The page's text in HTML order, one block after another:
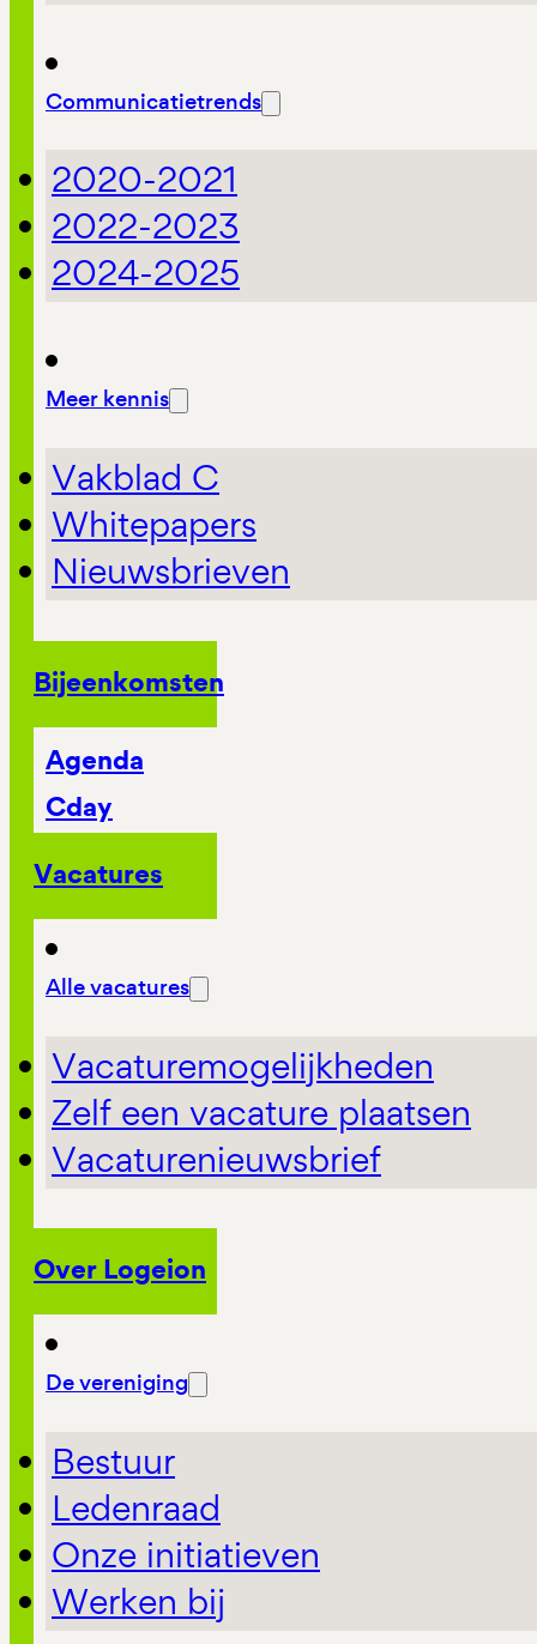
Communicatietrends
2020-2021
2022-2023
2024-2025
Meer kennis
Vakblad C
Whitepapers
Nieuwsbrieven
Bijeenkomsten
Agenda
Cday
Vacatures
Alle vacatures
Vacaturemogelijkheden
Zelf een vacature plaatsen
Vacaturenieuwsbrief
Over Logeion
De vereniging
Bestuur
Ledenraad
Onze initiatieven
Werken bij